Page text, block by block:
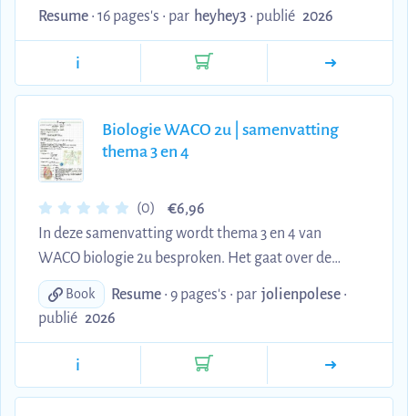
werkwoordvervoegingen. Het document behandelt
werkwoorden (-er, -ir, -re), pronominale
werkwoorden, onregelmatige werkwoorden (être,
steeds met Nederlandse vertaling voor beter begrip.
Deze gestructureerde tabeloverzichten zijn ideaal
voor het leren en inoefenen van Franse
werkwoordvervoegingen, essentieel ...
Resume • 16 pages's • par heyhey3 • publié 2026
i
Biologie WACO 2u | samenvatting
thema 3 en 4
(0) €6,96
In deze samenvatting wordt thema 3 en 4 van
WACO biologie 2u besproken. Het gaat over de
spieren en klieren van de mens en van andere
dieren. Ook de connectie tussen de klieren, spieren
en het zenuwstelsel wordt samengevat. De werking
van neuronen en de bouw van het ruggenmerg en
de hersenen wordt ook besproken.
Book Resume • 9 pages's • par jolienpolese •
publié 2026
i